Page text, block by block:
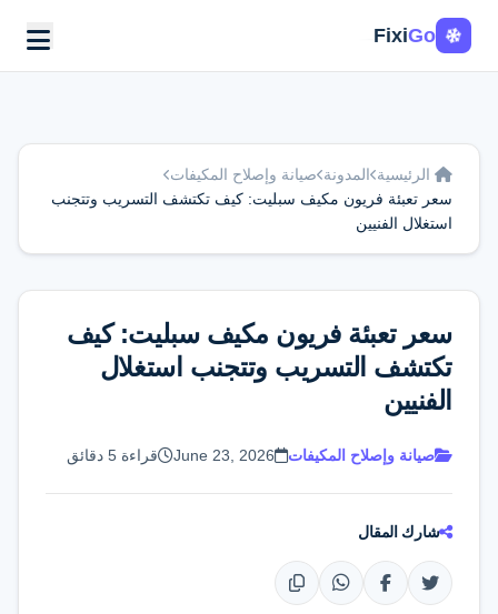
FixiGo
اطلب الخدمة
الرئيسية المدونة صيانة وإصلاح المكيفات
سعر تعبئة فريون مكيف سبليت: كيف تكتشف التسريب وتتجنب
استغلال الفنيين
سعر تعبئة فريون مكيف سبليت: كيف
تكتشف التسريب وتتجنب استغلال
الفنيين
صيانة وإصلاح المكيفات June 23, 2026 قراءة 5 دقائق
شارك المقال